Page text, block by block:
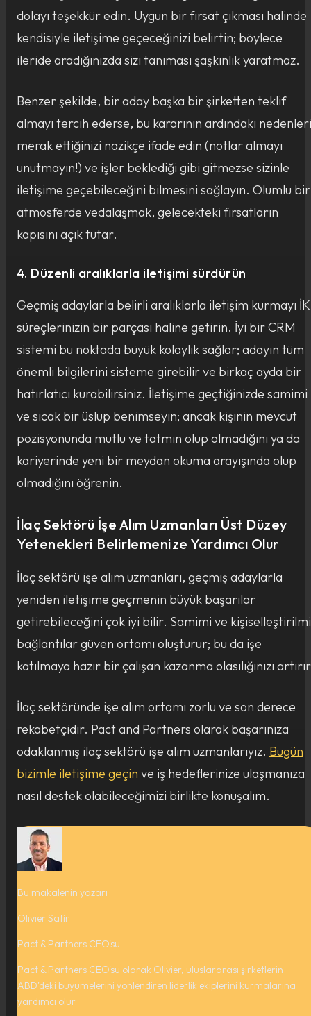
dolayı teşekkür edin. Uygun bir fırsat çıkması halinde
kendisiyle iletişime geçeceğinizi belirtin; böylece
ileride aradığınızda sizi tanıması şaşkınlık yaratmaz.
Benzer şekilde, bir aday başka bir şirketten teklif
almayı tercih ederse, bu kararının ardındaki nedenleri
merak ettiğinizi nazikçe ifade edin (notlar almayı
unutmayın!) ve işler beklediği gibi gitmezse sizinle
iletişime geçebileceğini bilmesini sağlayın. Olumlu bir
atmosferde vedalaşmak, gelecekteki fırsatların
kapısını açık tutar.
4. Düzenli aralıklarla iletişimi sürdürün
Geçmiş adaylarla belirli aralıklarla iletişim kurmayı İK
süreçlerinizin bir parçası haline getirin. İyi bir CRM
sistemi bu noktada büyük kolaylık sağlar; adayın tüm
önemli bilgilerini sisteme girebilir ve birkaç ayda bir
hatırlatıcı kurabilirsiniz. İletişime geçtiğinizde samimi
ve sıcak bir üslup benimseyin; ancak kişinin mevcut
pozisyonunda mutlu ve tatmin olup olmadığını ya da
kariyerinde yeni bir meydan okuma arayışında olup
olmadığını öğrenin.
İlaç Sektörü İşe Alım Uzmanları Üst Düzey
Yetenekleri Belirlemenize Yardımcı Olur
İlaç sektörü işe alım uzmanları, geçmiş adaylarla
yeniden iletişime geçmenin büyük başarılar
getirebileceğini çok iyi bilir. Samimi ve
bağlantılar güven ortamı oluşturur; bu da işe
katılmaya hazır bir çalışan kazanma olasılığınızı
İlaç sektöründe işe alım ortamı zorlu ve son derece
rekabetçidir. Pact and Partners olarak başarınıza
odaklanmış ilaç sektörü işe alım uzmanlarıyız. Bugün
bizimle iletişime geçin ve iş hedeflerinize ulaşmanıza
nasıl destek olabileceğimizi birlikte konuşalım.
Bu makalenin yazarı
Olivier Safir
Pact & Partners CEO'su
Pact & Partners CEO'su olarak Olivier, uluslararası şirketlerin
ABD'deki büyümelerini yönlendiren liderlik ekiplerini kurmalarına
yardımcı olur.